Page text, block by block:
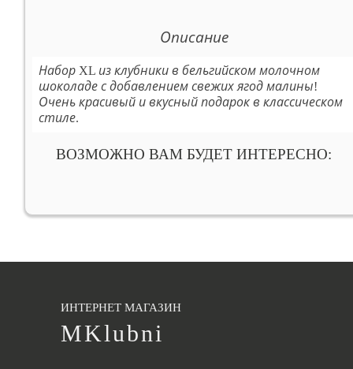
Описание
Набор XL из клубники в бельгийском молочном
шоколаде с добавлением свежих ягод малины!
Очень красивый и вкусный подарок в классическом
стиле.
ВОЗМОЖНО ВАМ БУДЕТ ИНТЕРЕСНО:
ИНТЕРНЕТ МАГАЗИН
MKlubni